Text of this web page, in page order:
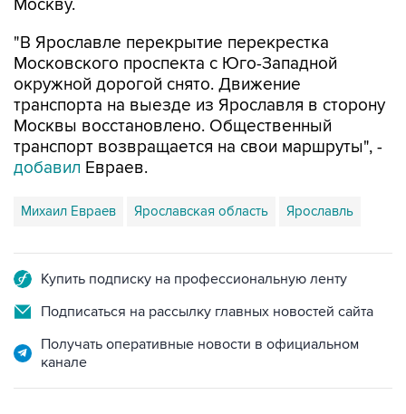
Москву.
"В Ярославле перекрытие перекрестка
Московского проспекта с Юго-Западной
окружной дорогой снято. Движение
транспорта на выезде из Ярославля в сторону
Москвы восстановлено. Общественный
транспорт возвращается на свои маршруты", -
добавил Евраев.
Михаил Евраев Ярославская область Ярославль
Купить подписку на профессиональную ленту
Подписаться на рассылку главных новостей сайта
Получать оперативные новости в официальном
канале